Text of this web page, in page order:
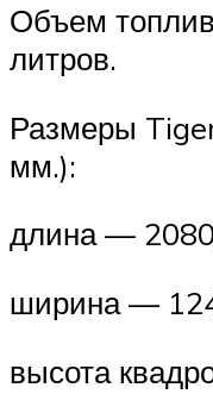
Объем
литров.
Размеры
мм.):
длина —
ширина —
высота